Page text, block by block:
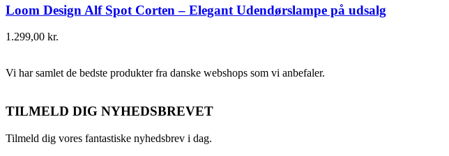
Loom Design Alf Spot Corten – Elegant Udendørslampe på udsalg
1.299,00 kr.
Vi har samlet de bedste produkter fra danske webshops som vi anbefaler.
TILMELD DIG NYHEDSBREVET
Tilmeld dig vores fantastiske nyhedsbrev i dag.